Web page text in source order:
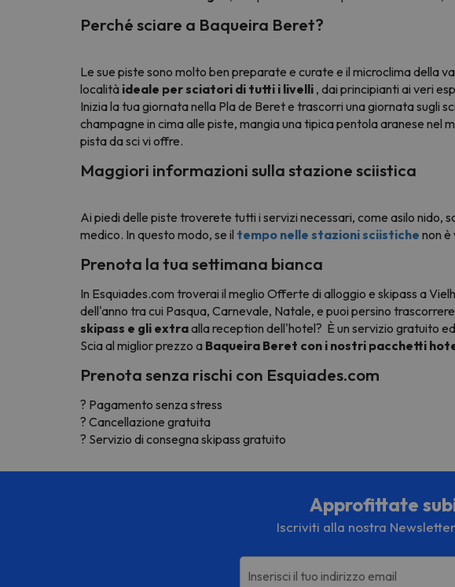
Perché sciare a Baqueira Beret?
Le sue piste sono molto ben preparate e curate e il microclima della
località ideale per sciatori di tutti i livelli , dai principianti ai veri
Inizia la tua giornata nella Pla de Beret e trascorri una giornata sugli
champagne in cima alle piste, mangia una tipica pentola aranese
pista da sci vi offre.
Maggiori informazioni sulla stazione sciistica
Ai piedi delle piste troverete tutti i servizi necessari, come asilo nido,
medico. In questo modo, se il tempo nelle stazioni sciistiche non è
Prenota la tua settimana bianca
In Esquiades.com troverai il meglio Offerte di alloggio e skipass a
dell'anno tra cui Pasqua, Carnevale, Natale, e puoi persino
skipass e gli extraalla reception dell'hotel? È un servizio gratuito
Scia al miglior prezzo a Baqueira Beret con i nostri pacchetti
Prenota senza rischi con Esquiades.com
? Pagamento senza stress
? Cancellazione gratuita
? Servizio di consegna skipass gratuito
Approfittate
Iscriviti alla nostra
Inserisci il tuo indirizzo email